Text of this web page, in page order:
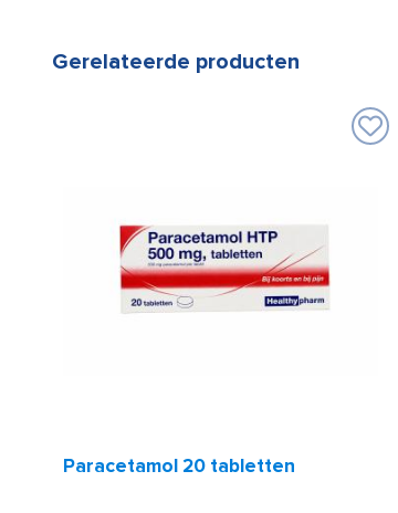
Gerelateerde producten
Paracetamol 20 tabletten